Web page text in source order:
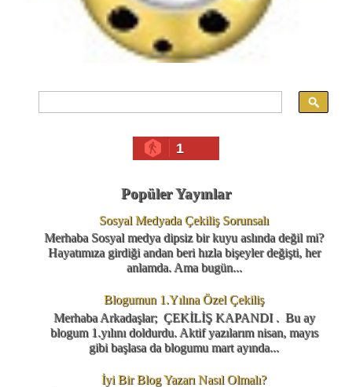
1
Popüler Yayınlar
Sosyal Medyada Çekiliş Sorunsalı
Merhaba Sosyal medya dipsiz bir kuyu aslında değil mi?
Hayatımıza girdiği andan beri hızla bişeyler değişti, her
anlamda. Ama bugün...
Blogumun 1.Yılına Özel Çekiliş
Merhaba Arkadaşlar; ÇEKİLİŞ KAPANDI . Bu ay
blogum 1.yılını doldurdu. Aktif yazılarım nisan, mayıs
gibi başlasa da blogumu mart ayında...
İyi Bir Blog Yazarı Nasıl Olmalı?